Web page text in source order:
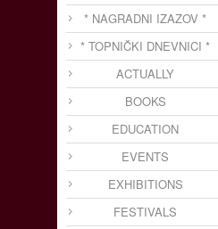
* NAGRADNI IZAZOV *
* TOPNIČKI DNEVNICI *
ACTUALLY
BOOKS
EDUCATION
EVENTS
EXHIBITIONS
FESTIVALS